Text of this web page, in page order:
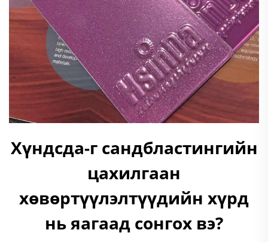
Хүндсда-г сандбластингийн
цахилгаан
хөвөртүүлэлтүүдийн хүрд
нь яагаад сонгох вэ?